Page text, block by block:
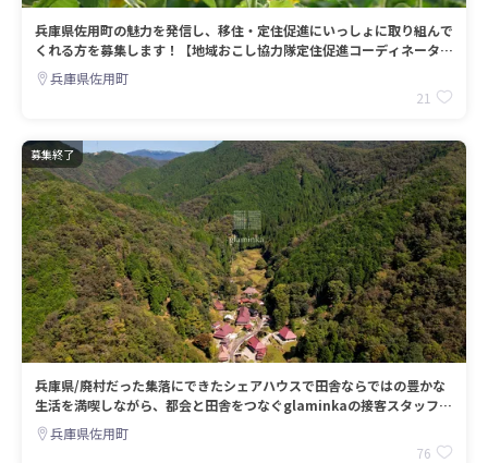
兵庫県佐用町の魅力を発信し、移住・定住促進にいっしょに取り組んで
くれる方を募集します！【地域おこし協力隊定住促進コーディネーター
1名募集】
兵庫県佐用町
21
募集終了
兵庫県/廃村だった集落にできたシェアハウスで田舎ならではの豊かな
生活を満喫しながら、都会と田舎をつなぐglaminkaの接客スタッフ募
集！兵庫県佐用町
76